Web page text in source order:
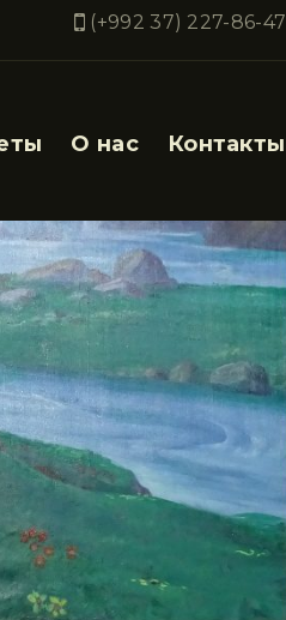
(+992 37) 227-86-47
О нас Контакты